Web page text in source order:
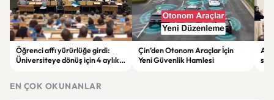
Öğrenci affı yürürlüğe girdi:
Üniversiteye dönüş için 4 aylık
Çin’den Otonom Araçlar İçin
Yeni Güvenlik Hamlesi
EN ÇOK OKUNANLAR